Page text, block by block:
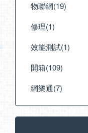
物聯網(19)
修理(1)
效能測試(1)
開箱(109)
網樂通(7)